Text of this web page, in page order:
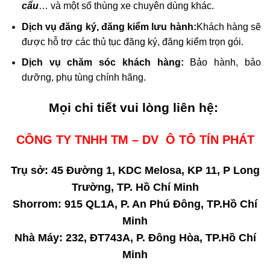
cẩu… và một số thùng xe chuyên dùng khác.
Dịch vụ đăng ký, đăng kiểm lưu hành:Khách hàng sẽ
được hỗ trợ các thủ tục đăng ký, đăng kiểm trọn gói.
Dịch vụ chăm sóc khách hàng: Bảo hành, bảo
dưỡng, phụ tùng chính hãng.
Mọi chi tiết vui lòng liên hệ:
CÔNG TY TNHH TM – DV Ô TÔ TÍN PHÁT
Trụ sở: 45 Đường 1, KDC Melosa, KP 11, P Long
Trường, TP. Hồ Chí Minh
Shorrom: 915 QL1A, P. An Phú Đông, TP.Hồ Chí
Minh
Nhà Máy: 232, ĐT743A, P. Đông Hòa, TP.Hồ Chí
Minh